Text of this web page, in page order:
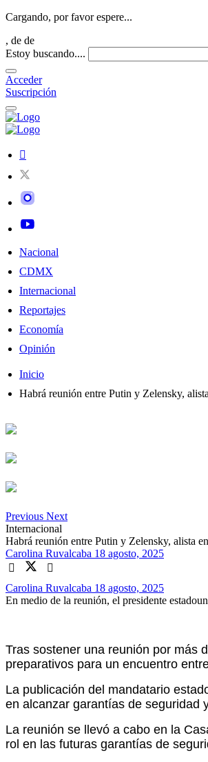
Cargando, por favor espere...
, de de
Estoy buscando....
Acceder
Suscripción
Nacional
CDMX
Internacional
Reportajes
Economía
Opinión
Inicio
Habrá reunión entre Putin y Zelensky,
Previous Next
Internacional
Habrá reunión entre Putin y Zelensky, alista
Carolina Ruvalcaba 18 agosto, 2025
Carolina Ruvalcaba 18 agosto, 2025
En medio de la reunión, el presidente
Tras sostener una reunión por más
preparativos para un encuentro
La publicación del mandatario
en alcanzar garantías de seguridad
La reunión se llevó a cabo en la
rol en las futuras garantías de